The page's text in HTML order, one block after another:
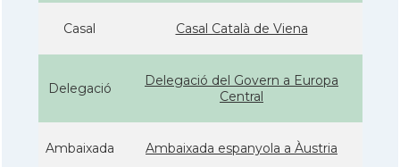
Casal Casal Català de Viena
Delegació
Delegació del Govern a Europa
Central
Ambaixada Ambaixada espanyola a Àustria